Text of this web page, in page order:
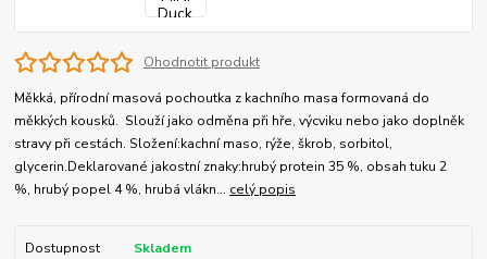
Ohodnotit produkt
Měkká, přírodní masová pochoutka z kachního masa formovaná do
měkkých kousků. Slouží jako odměna při hře, výcviku nebo jako doplněk
stravy při cestách. Složení:kachní maso, rýže, škrob, sorbitol,
glycerin.Deklarované jakostní znaky:hrubý protein 35 %, obsah tuku 2
%, hrubý popel 4 %, hrubá vlákn... celý popis
Dostupnost Skladem